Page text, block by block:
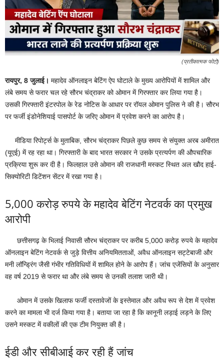
(प्रतीकात्मक फोटो)
रायपुर, 8जुलाई। महादेव ऑनलाइन बेटिंग ऐप घोटाले के मुख्य आरोपियों में शामिल और
लंबे समय से फरार चल रहे सौरभ चंद्राकर को ओमान में गिरफ्तार कर लिया गया है।
उसकी गिरफ्तारी इंटरपोल के रेड नोटिस के आधार पर रॉयल ओमान पुलिस ने की है। सौरभ
पर फर्जी इंडोनेशियाई पासपोर्ट के जरिए ओमान में प्रवेश करने का आरोप है।
मीडिया रिपोर्ट्स के मुताबिक, सौरभ चंद्राकर पिछले कुछ समय से संयुक्त अरब अमीरात
(यूएई) में रह रहा था। गिरफ्तारी के बाद भारत सरकार ने उसके प्रत्यर्पण की औपचारिक
प्रक्रिया शुरू कर दी है। फिलहाल उसे ओमान की राजधानी मस्कट स्थित अल खौद हाई-
सिक्योरिटी डिटेंशन सेंटर में रखा गया है।
5,000 करोड़ रुपये के महादेव बेटिंग नेटवर्क का प्रमुख
आरोपी
छत्तीसगढ़ के भिलाई निवासी सौरभ चंद्राकर पर करीब 5,000 करोड़ रुपये के महादेव
ऑनलाइन बेटिंग नेटवर्क से जुड़े वित्तीय अनियमितताओं, अवैध ऑनलाइन सट्टेबाजी और
मनी लॉन्ड्रिंग जैसी गंभीर गतिविधियों में शामिल होने के आरोप हैं। जांच एजेंसियों के अनुसार
वह वर्ष 2019 से फरार था और लंबे समय से उनकी तलाश जारी थी।
ओमान में उसके खिलाफ फर्जी दस्तावेजों के इस्तेमाल और अवैध रूप से देश में प्रवेश
करने का मामला भी दर्ज किया गया है। बताया जा रहा है कि कानूनी लड़ाई लड़ने के लिए
उसने मस्कट में वकीलों की एक टीम नियुक्त की है।
ईडी और सीबीआई कर रही हैं जांच